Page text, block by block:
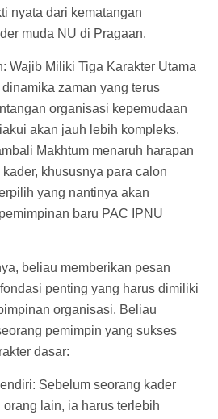
nyata dari kematangan
muda NU di Pragaan.
Wajib Miliki Tiga Karakter Utama
zaman yang terus
organisasi kepemudaan
akan jauh lebih kompleks.
Makhtum menaruh harapan
khususnya para calon
yang nantinya akan
baru PAC IPNU
beliau memberikan pesan
penting yang harus dimiliki
organisasi. Beliau
pemimpin yang sukses
dasar:
Sebelum seorang kader
lain, ia harus terlebih